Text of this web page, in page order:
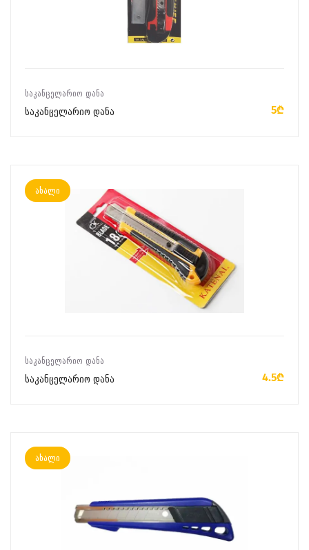
ᲡᲐᲙᲐᲜᲪᲔᲚᲐᲠᲘᲝ ᲓᲐᲜᲐ
საკანცელარიო დანა 5₾
ახალი
ᲡᲐᲙᲐᲜᲪᲔᲚᲐᲠᲘᲝ ᲓᲐᲜᲐ
საკანცელარიო დანა 4.5₾
ახალი